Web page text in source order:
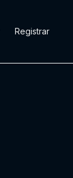
Registrar